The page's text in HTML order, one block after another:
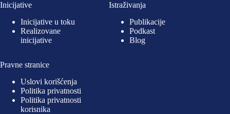
Inicijative
Inicijative u toku
Realizovane
inicijative
Istraživanja
Publikacije
Podkast
Blog
Pravne stranice
Uslovi korišćenja
Politika privatnosti
Politika privatnosti
korisnika